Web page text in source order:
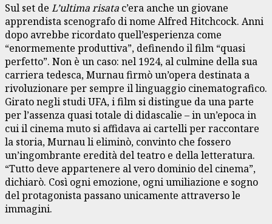
Sul set de L’ultima risata c’era anche un giovane
apprendista scenografo di nome Alfred Hitchcock. Anni
dopo avrebbe ricordato quell’esperienza come
“enormemente produttiva”, definendo il film “quasi
perfetto”. Non è un caso: nel 1924, al culmine della sua
carriera tedesca, Murnau firmò un’opera destinata a
rivoluzionare per sempre il linguaggio cinematografico.
Girato negli studi UFA, i film si distingue da una parte
per l’assenza quasi totale di didascalie – in un’epoca in
cui il cinema muto si affidava ai cartelli per raccontare
la storia, Murnau li eliminò, convinto che fossero
un’ingombrante eredità del teatro e della letteratura.
“Tutto deve appartenere al vero dominio del cinema”,
dichiarò. Così ogni emozione, ogni umiliazione e sogno
del protagonista passano unicamente attraverso le
immagini.